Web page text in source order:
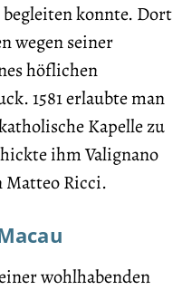
konnte. Dort
wegen seiner
höflichen
1581 erlaubte man
Kapelle zu
ihm Valignano
Matteo Ricci.
wohlhabenden